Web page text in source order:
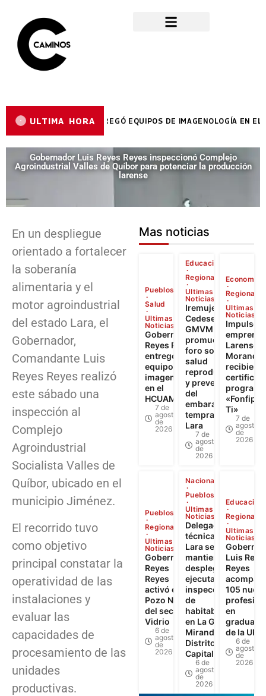
ULTIMA HORA
REYES REYES ENTREGÓ EQUIPOS DE IMAGENOLOGÍA EN EL
Gobernador Luis Reyes Reyes inspeccionó Complejo
Agroindustrial Valles de Quíbor para potenciar la producción
larense
En un despliegue
orientado a fortalecer
la soberanía
alimentaria y el
motor agroindustrial
del estado Lara, el
Gobernador,
Comandante Luis
Reyes Reyes realizó
este sábado una
inspección al
Complejo
Agroindustrial
Socialista Valles de
Quíbor, ubicado en el
municipio Jiménez.
El recorrido tuvo
como objetivo
principal constatar la
operatividad de las
instalaciones y
evaluar las
capacidades de
procesamiento de las
unidades
productivas.
Mas noticias
Pueblos
Salud
Ultimas
Noticias
Gobernador
Reyes Reyes
entregó
equipos de
imagenología
en el
HCUAMP
7 de
agosto
de
2026
Educación
Regional
Ultimas
Noticias
Iremujer,
Cedesex y
GMVM
promueven
foro sobre
salud
reproductiva
y prevención
del
embarazo
temprano en
Lara
7 de
agosto
de
2026
Economía
Regional
Ultimas
Noticias
Impulso
Larense:
programa
«Fonfip
Ti»
7 de
agosto
de
2026
Pueblos
Regional
Ultimas
Noticias
Gobernador
Reyes
Reyes
activó el
Pozo N°3
del sector El
Vidrio
6 de
agosto
de
2026
Nacional
Pueblos
Ultimas
Noticias
Delegación
técnica de
Lara se
mantiene
desplegada y
ejecuta 622
inspecciones
de
habitabilidad
en La Guaira,
Miranda y
Distrito
Capital
6 de
agosto
de
2026
Educación
Regional
Ultimas
Noticias
Luis
Reyes
105
en
de la
6 de
agosto
de
2026